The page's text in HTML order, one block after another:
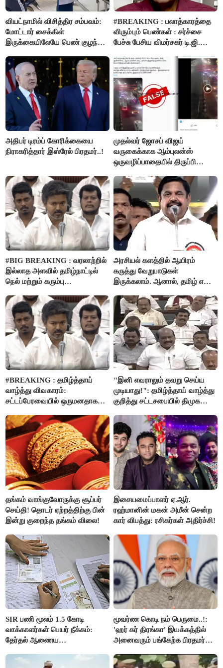
வியட்நாமில் விசித்திர சம்பவம்:
மோட்டார் சைக்கிள்
இருக்கையிலேயே பெண் குழந்தை
#BREAKING : பலாத்காரத்தை
விரும்பும் பெண்கள் : சர்ச்சை
பேச்சு பேசிய விமர்சகர் டி.ஜி.
அதிபர் டிரம்ப் கோரிக்கையை
நிராகரித்தார் இஸ்ரேல் பிரதமர்..!
முதல்வர் ஜோசப் விஜய்
வருகைக்காக ஆம்புலன்ஸ்
ஒருவழிப்பாதையில் திருப்பி
தான்..!
#BIG BREAKING : வரலாற்றில்
இல்லாத அளவில் தமிழ்நாட்டில்
நெல் மற்றும் கரும்பு
ஊக்கத்தொகையை உயர்த்த
முடிவு - முதலமைச்சர் விஜய்
அறிவிப்பு..!
அரசியல் களத்தில் ஆயிரம்
கருத்து வேறுபாடுகள்
இருக்கலாம். ஆனால், தமிழ் என்று
தமிழர்கள் - எடப்பாடி பழனிசாமி..!
#BREAKING : தமிழ்த்தாய்
வாழ்த்து விவகாரம்:
சட்டப்பேரவையில் ஒருமனதாக
"இனி எவராலும் தவறு செய்ய
முடியாது!": தமிழ்த்தாய் வாழ்த்து
குறித்து சட்டசபையில் திமுக
தங்கம் வாங்குவோருக்கு சூப்பர்
செய்தி! தொடர் ஏற்றத்திற்கு பின்
இன்று குறைந்த தங்கம் விலை!
இசையமைப்பாளர் ஏ.ஆர்.
ரஹ்மானின் மகன் அமீன் சென்ற
கார் விபத்து: ரசிகர்கள் அதிர்ச்சி!
SIR பணி மூலம் 1.5 கோடி
வாக்காளர்கள் பெயர் நீக்கம்:
தேர்தல் ஆணைய
மூவர்ண கொடி நம் பெருமை..!:
'ஹர் கர் திரங்கா' இயக்கத்தில்
அனைவரும் பங்கேற்க பிரதமர்